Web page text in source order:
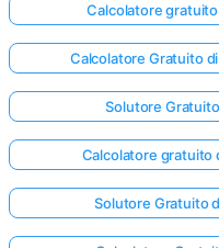
Calcolatore
Calcolatore Gratuito
Solutore
Calcolatore gratuito
Solutore Gratuito